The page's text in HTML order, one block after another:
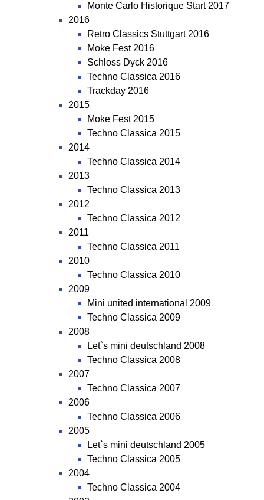
Monte Carlo Historique Start 2017
2016
Retro Classics Stuttgart 2016
Moke Fest 2016
Schloss Dyck 2016
Techno Classica 2016
Trackday 2016
2015
Moke Fest 2015
Techno Classica 2015
2014
Techno Classica 2014
2013
Techno Classica 2013
2012
Techno Classica 2012
2011
Techno Classica 2011
2010
Techno Classica 2010
2009
Mini united international 2009
Techno Classica 2009
2008
Let`s mini deutschland 2008
Techno Classica 2008
2007
Techno Classica 2007
2006
Techno Classica 2006
2005
Let`s mini deutschland 2005
Techno Classica 2005
2004
Techno Classica 2004